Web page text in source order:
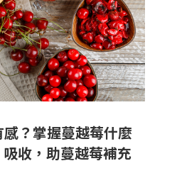
？掌握蔓越莓什麼
收，助蔓越莓補充